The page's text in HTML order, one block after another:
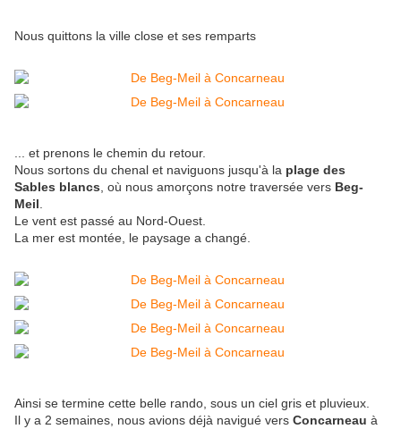
Nous quittons la ville close et ses remparts
... et prenons le chemin du retour.
Nous sortons du chenal et naviguons jusqu'à la plage des
Sables blancs , où nous amorçons notre traversée vers Beg-
Meil
Le vent est passé au Nord-Ouest.
La mer est montée, le paysage a changé.
Ainsi se termine cette belle rando, sous un ciel gris et pluvieux.
Il y a 2 semaines, nous avions déjà navigué vers Concarneau à